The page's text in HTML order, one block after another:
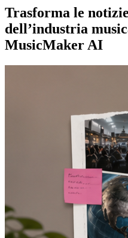
Trasforma le
dell’industria
MusicMaker AI